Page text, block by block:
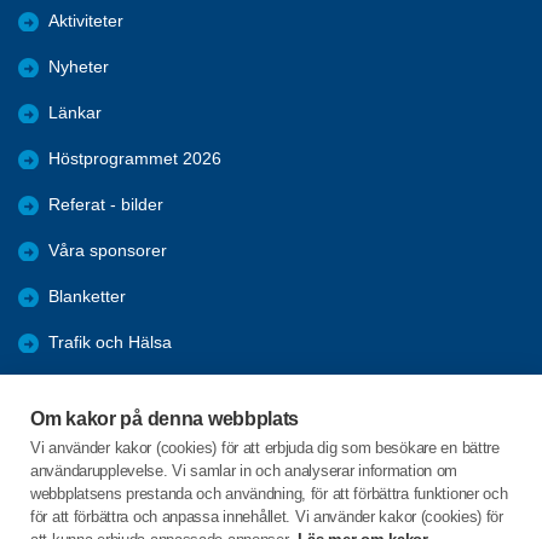
Om kakor på denna webbplats
Vi använder kakor (cookies) för att erbjuda dig som besökare en bättre
användarupplevelse. Vi samlar in och analyserar information om
webbplatsens prestanda och användning, för att förbättra funktioner och
för att förbättra och anpassa innehållet. Vi använder kakor (cookies) för
Aktiviteter
Nyheter
Länkar
Höstprogrammet 2026
Referat - bilder
Våra sponsorer
Blanketter
Trafik och Hälsa
Föreningars öppna aktiviteter
Seniorrådet med rapporter